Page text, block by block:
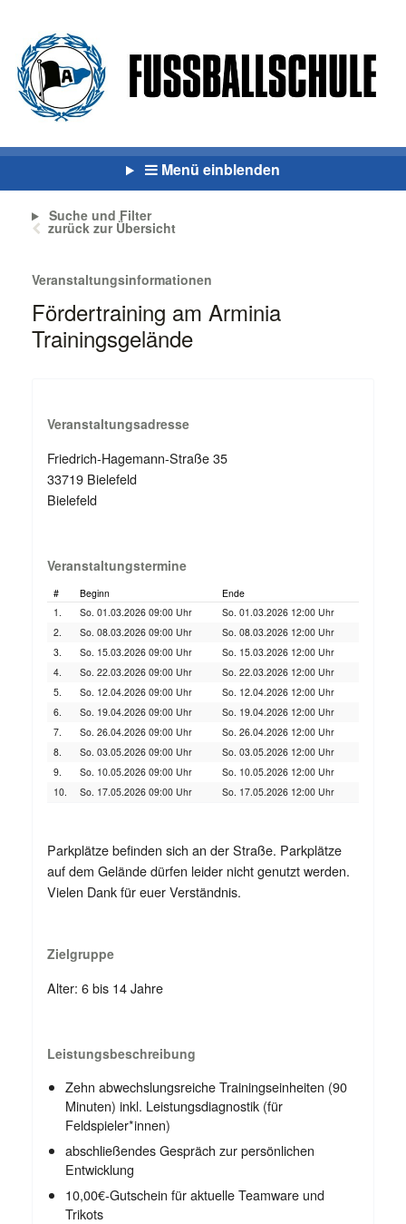
Menü einblenden
Suche und Filter
zurück zur Übersicht
Veranstaltungsinformationen
Fördertraining am Arminia
Trainingsgelände
Veranstaltungsadresse
Friedrich-Hagemann-Straße 35
33719 Bielefeld
Bielefeld
Veranstaltungstermine
# Beginn
Ende
1.
So. 01.03.2026 09:00 Uhr
So. 01.03.2026 12:00 Uhr
2.
So. 08.03.2026 09:00 Uhr
So. 08.03.2026 12:00 Uhr
3.
So. 15.03.2026 09:00 Uhr
So. 15.03.2026 12:00 Uhr
4.
So. 22.03.2026 09:00 Uhr
So. 22.03.2026 12:00 Uhr
5.
So. 12.04.2026 09:00 Uhr
So. 12.04.2026 12:00 Uhr
6.
So. 19.04.2026 09:00 Uhr
So. 19.04.2026 12:00 Uhr
7.
So. 26.04.2026 09:00 Uhr
So. 26.04.2026 12:00 Uhr
8.
So. 03.05.2026 09:00 Uhr
So. 03.05.2026 12:00 Uhr
9.
So. 10.05.2026 09:00 Uhr
So. 10.05.2026 12:00 Uhr
10.
So. 17.05.2026 09:00 Uhr So. 17.05.2026 12:00 Uhr
Parkplätze befinden sich an der Straße. Parkplätze
auf dem Gelände dürfen leider nicht genutzt werden.
Vielen Dank für euer Verständnis.
Zielgruppe
Alter: 6 bis 14 Jahre
Leistungsbeschreibung
Zehn abwechslungsreiche Trainingseinheiten (90
Minuten) inkl. Leistungsdiagnostik (für
Feldspieler*innen)
abschließendes Gespräch zur persönlichen
Entwicklung
10,00€-Gutschein für aktuelle Teamware und
Trikots